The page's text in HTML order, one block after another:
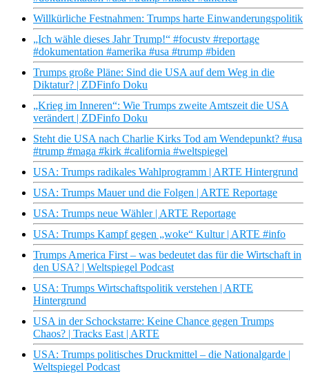
Willkürliche Festnahmen: Trumps harte Einwanderungspolitik
„Ich wähle dieses Jahr Trump!“ #focustv #reportage
#dokumentation #amerika #usa #trump #biden
Trumps große Pläne: Sind die USA auf dem Weg in die
Diktatur? | ZDFinfo Doku
„Krieg im Inneren“: Wie Trumps zweite Amtszeit die USA
verändert | ZDFinfo Doku
Steht die USA nach Charlie Kirks Tod am Wendepunkt? #usa
#trump #maga #kirk #california #weltspiegel
USA: Trumps radikales Wahlprogramm | ARTE Hintergrund
USA: Trumps Mauer und die Folgen | ARTE Reportage
USA: Trumps neue Wähler | ARTE Reportage
USA: Trumps Kampf gegen „woke“ Kultur | ARTE #info
Trumps America First – was bedeutet das für die Wirtschaft in
den USA? | Weltspiegel Podcast
USA: Trumps Wirtschaftspolitik verstehen | ARTE
Hintergrund
USA in der Schockstarre: Keine Chance gegen Trumps
Chaos? | Tracks East | ARTE
USA: Trumps politisches Druckmittel – die Nationalgarde |
Weltspiegel Podcast